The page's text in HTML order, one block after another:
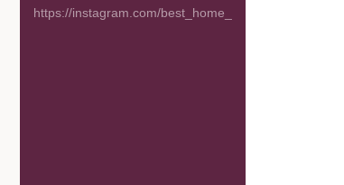
https://instagram.com/best_home_goods